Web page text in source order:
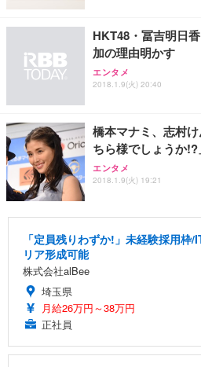
HKT48・冨吉明日
加の理由明かす
エンタメ
2018.1.9(火) 20:40
橋本マナミ、志村
ちら様でしょうか!?
エンタメ
2018.1.9(火) 19:21
「定員残りわずか!」未経験採用枠
リア形成可能
株式会社alBee
埼玉県
月給26万円～38万円
正社員